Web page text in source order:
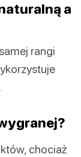
a
rangi
chociaż